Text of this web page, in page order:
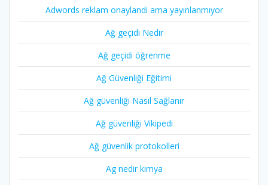
Adwords reklam onaylandi ama yayınlanmıyor
Ağ geçidi Nedir
Ağ geçidi öğrenme
Ağ Güvenliği Eğitimi
Ağ güvenliği Nasıl Sağlanır
Ağ güvenliği Vikipedi
Ağ güvenlik protokolleri
Ag nedir kimya